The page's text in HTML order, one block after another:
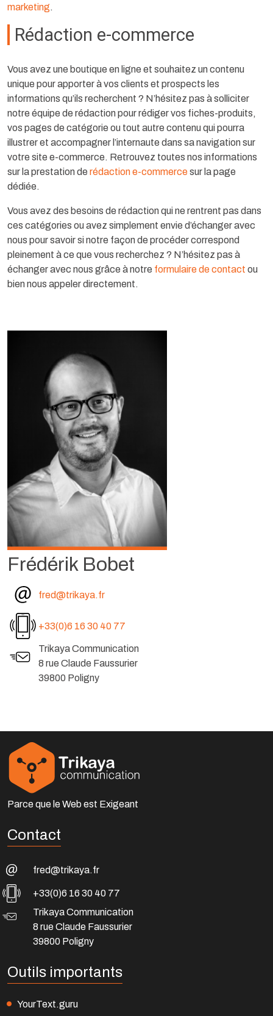
marketing.
Rédaction e-commerce
Vous avez une boutique en ligne et souhaitez un contenu
unique pour apporter à vos clients et prospects les
informations qu’ils recherchent ? N’hésitez pas à solliciter
notre équipe de rédaction pour rédiger vos fiches-produits,
vos pages de catégorie ou tout autre contenu qui pourra
illustrer et accompagner l’internaute dans sa navigation sur
votre site e-commerce. Retrouvez toutes nos informations
sur la prestation de rédaction e-commercesur la page
dédiée.
Vous avez des besoins de rédaction qui ne rentrent pas dans
ces catégories ou avez simplement envie d’échanger avec
nous pour savoir si notre façon de procéder correspond
pleinement à ce que vous recherchez ? N’hésitez pas à
échanger avec nous grâce à notre formulaire de contact ou
bien nous appeler directement.
Frédérik Bobet
fred@trikaya.fr
+33(0)6 16 30 40 77
Trikaya Communication
8 rue Claude Faussurier
39800 Poligny
Parce que le Web est Exigeant
Contact
fred@trikaya.fr
+33(0)6 16 30 40 77
Trikaya Communication
8 rue Claude Faussurier
39800 Poligny
Outils importants
YourText.guru